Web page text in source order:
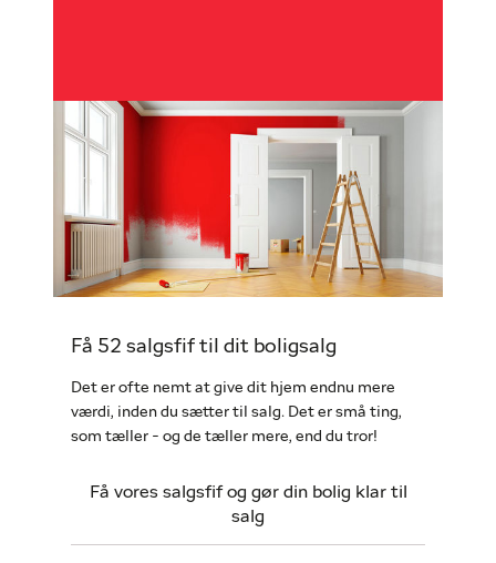
Få 52 salgsfif til dit boligsalg
Det er ofte nemt at give dit hjem endnu mere
værdi, inden du sætter til salg. Det er små ting,
som tæller - og de tæller mere, end du tror!
Få vores salgsfif og gør din bolig klar til
salg